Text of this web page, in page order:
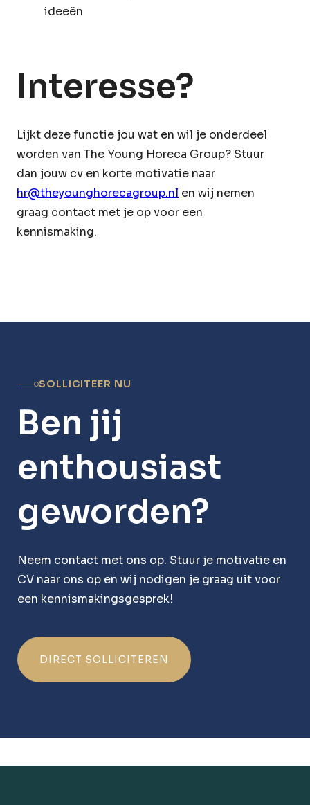
ideeën
Interesse?
Lijkt deze functie jou wat en wil je onderdeel
worden van The Young Horeca Group? Stuur
dan jouw cv en korte motivatie naar
hr@theyounghorecagroup.nl en wij nemen
graag contact met je op voor een
kennismaking.
SOLLICITEER NU
Ben jij
enthousiast
geworden?
Neem contact met ons op. Stuur je motivatie en
CV naar ons op en wij nodigen je graag uit voor
een kennismakingsgesprek!
DIRECT SOLLICITEREN